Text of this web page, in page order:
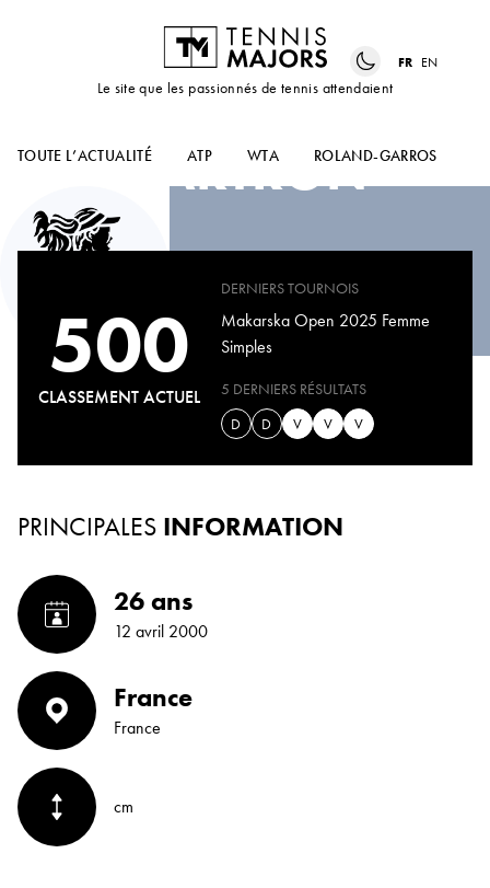
Le site que les passionnés de tennis attendaient
FR EN
TOUTE L’ACTUALITÉ ATP WTA ROLAND-GARROS
EMELINE
DARTRON
500
CLASSEMENT ACTUEL
DERNIERS TOURNOIS
Makarska Open 2025 Femme
Simples
5 DERNIERS RÉSULTATS
D
D V V V
PRINCIPALES INFORMATION
26 ans
12 avril 2000
France
France
cm